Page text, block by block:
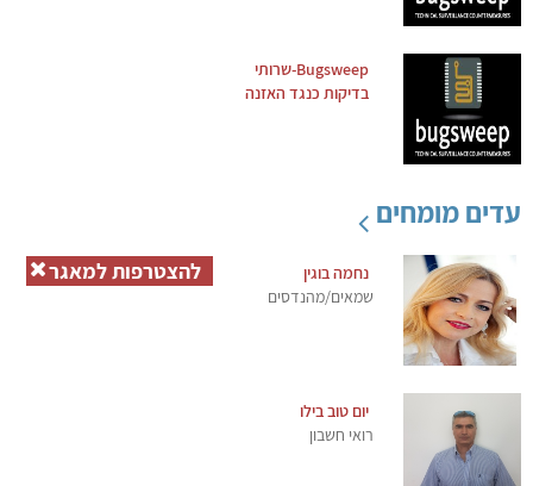
Bugsweep-שרותי
בדיקות כנגד האזנה
עדים מומחים
נחמה בוגין
שמאים/מהנדסים
יום טוב בילו
רואי חשבון
להצטרפות למאגר